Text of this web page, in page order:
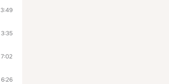
3:49
3:35
7:02
6:26